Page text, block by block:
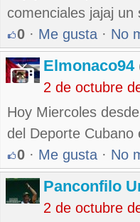
comenciales jajaj
0 · Me gusta · No
Elmonaco94
2 de octubre
Hoy Miercoles
del Deporte
0 · Me gusta · No
Panconfilo
2 de octubre